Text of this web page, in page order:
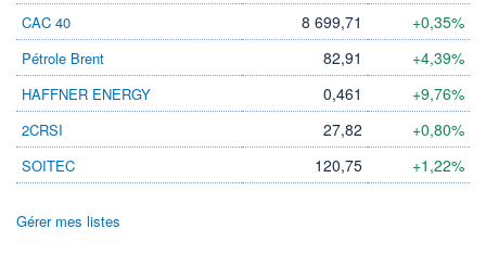
CAC 40 8 699,71 +0,35%
Pétrole Brent 82,91 +4,39%
HAFFNER ENERGY 0,461 +9,76%
2CRSI 27,82 +0,80%
SOITEC 120,75 +1,22%
Gérer mes listes